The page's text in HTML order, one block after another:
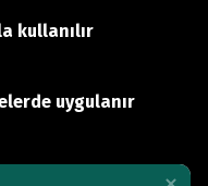
kullanılır
uygulanır
tercih edilir